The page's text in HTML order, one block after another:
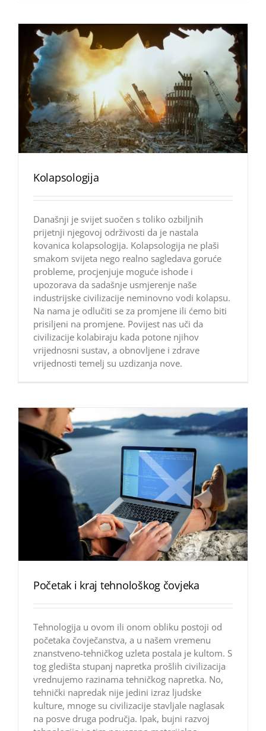
Kolapsologija
Današnji je svijet suočen s toliko ozbiljnih
prijetnji njegovoj održivosti da je nastala
kovanica kolapsologija. Kolapsologija ne plaši
smakom svijeta nego realno sagledava goruće
probleme, procjenjuje moguće ishode i
upozorava da sadašnje usmjerenje naše
industrijske civilizacije neminovno vodi kolapsu.
Na nama je odlučiti se za promjene ili ćemo biti
prisiljeni na promjene. Povijest nas uči da
civilizacije kolabiraju kada potone njihov
vrijednosni sustav, a obnovljene i zdrave
vrijednosti temelj su uzdizanja nove.
Početak i kraj tehnološkog čovjeka
Tehnologija u ovom ili onom obliku postoji od
početaka čovječanstva, a u našem vremenu
znanstveno-tehničkog uzleta postala je kultom. S
tog gledišta stupanj napretka prošlih civilizacija
vrednujemo razinama tehničkog napretka. No,
tehnički napredak nije jedini izraz ljudske
kulture, mnoge su civilizacije stavljale naglasak
na posve druga područja. Ipak, bujni razvoj